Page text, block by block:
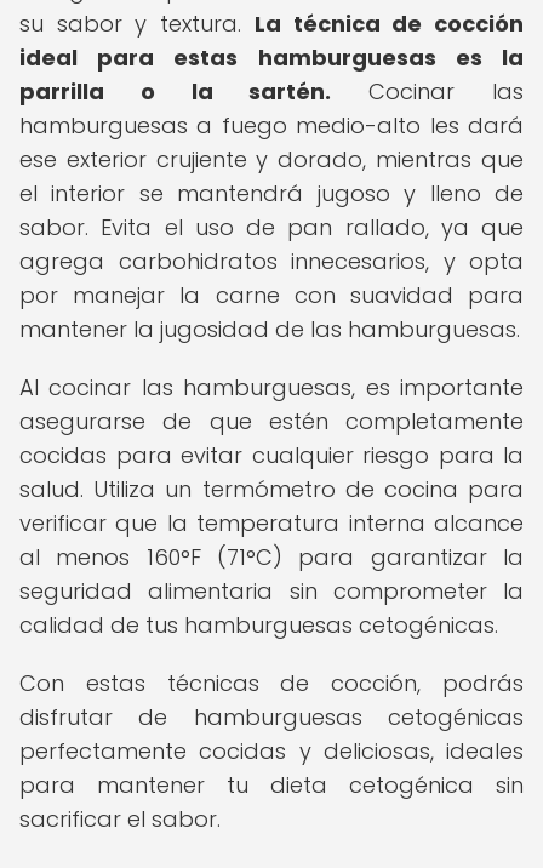
su sabor y textura. La técnica de cocción
ideal para estas hamburguesas es la
parrilla o la sartén. Cocinar las
hamburguesas a fuego medio-alto les dará
ese exterior crujiente y dorado, mientras que
el interior se mantendrá jugoso y lleno de
sabor. Evita el uso de pan rallado, ya que
agrega carbohidratos innecesarios, y opta
por manejar la carne con suavidad para
mantener la jugosidad de las hamburguesas.
Al cocinar las hamburguesas, es importante
asegurarse de que estén completamente
cocidas para evitar cualquier riesgo para la
salud. Utiliza un termómetro de cocina para
verificar que la temperatura interna alcance
al menos 160°F (71°C) para garantizar la
seguridad alimentaria sin comprometer la
calidad de tus hamburguesas cetogénicas.
Con estas técnicas de cocción, podrás
disfrutar de hamburguesas cetogénicas
perfectamente cocidas y deliciosas, ideales
para mantener tu dieta cetogénica sin
sacrificar el sabor.